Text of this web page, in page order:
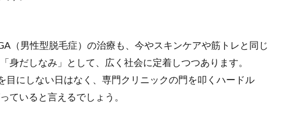
（男性型脱毛症）の治療も、今やスキンケアや筋トレと同じ
身だしなみ」として、広く社会に定着しつつあります。
目にしない日はなく、専門クリニックの門を叩くハードル
ていると言えるでしょう。